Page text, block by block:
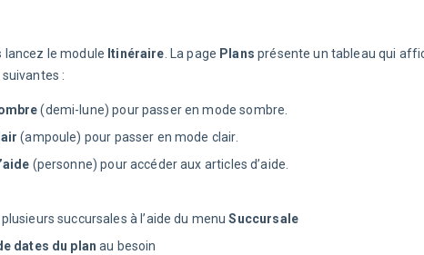
lancez le module Itinéraire . La page Plans présente un tableau qui
:
(demi-lune) pour passer en mode sombre.
(ampoule) pour passer en mode clair.
(personne) pour accéder aux articles d’aide.
succursales à l’aide du menuSuccursale
dates du plan au besoin